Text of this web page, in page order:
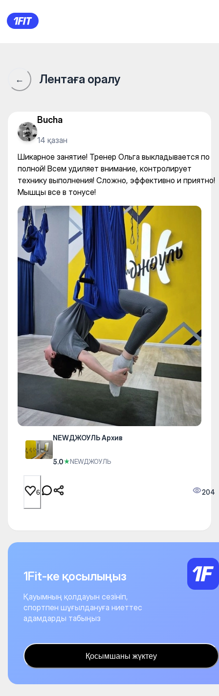
NEWДЖОУЛЬ Архив —
← Лентаға оралу
Bucha
14 қазан
Шикарное занятие! Тренер Ольга выкладывается по
полной! Всем удиляет внимание, контролирует
технику выполнения! Сложно, эффективно и приятно!
Мышцы все в тонусе!
NEWДЖОУЛЬ Архив
5.0★NEWДЖОУЛЬ
6 204
1Fit-ке қосылыңыз
Қауымның қолдауын сезініп,
спортпен шұғылдануға ниеттес
адамдарды табыңыз
Қосымшаны жүктеу